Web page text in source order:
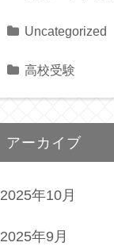
Uncategorized
高校受験
アーカイブ
2025年10月
2025年9月